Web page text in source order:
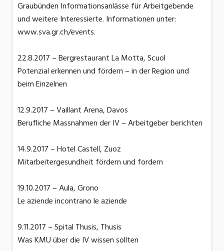
Graubünden Informationsanlässe für Arbeitgebende
und weitere Interessierte. Informationen unter:
www.sva.gr.ch/events.
22.8.2017 – Bergrestaurant La Motta, Scuol
Potenzial erkennen und fördern – in der Region und
beim Einzelnen
12.9.2017 – Vaillant Arena, Davos
Berufliche Massnahmen der IV – Arbeitgeber berichten
14.9.2017 – Hotel Castell, Zuoz
Mitarbeitergesundheit fördern und fordern
19.10.2017 – Aula, Grono
Le aziende incontrano le aziende
9.11.2017 – Spital Thusis, Thusis
Was KMU über die IV wissen sollten